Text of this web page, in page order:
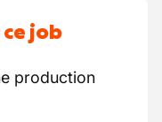
job
production